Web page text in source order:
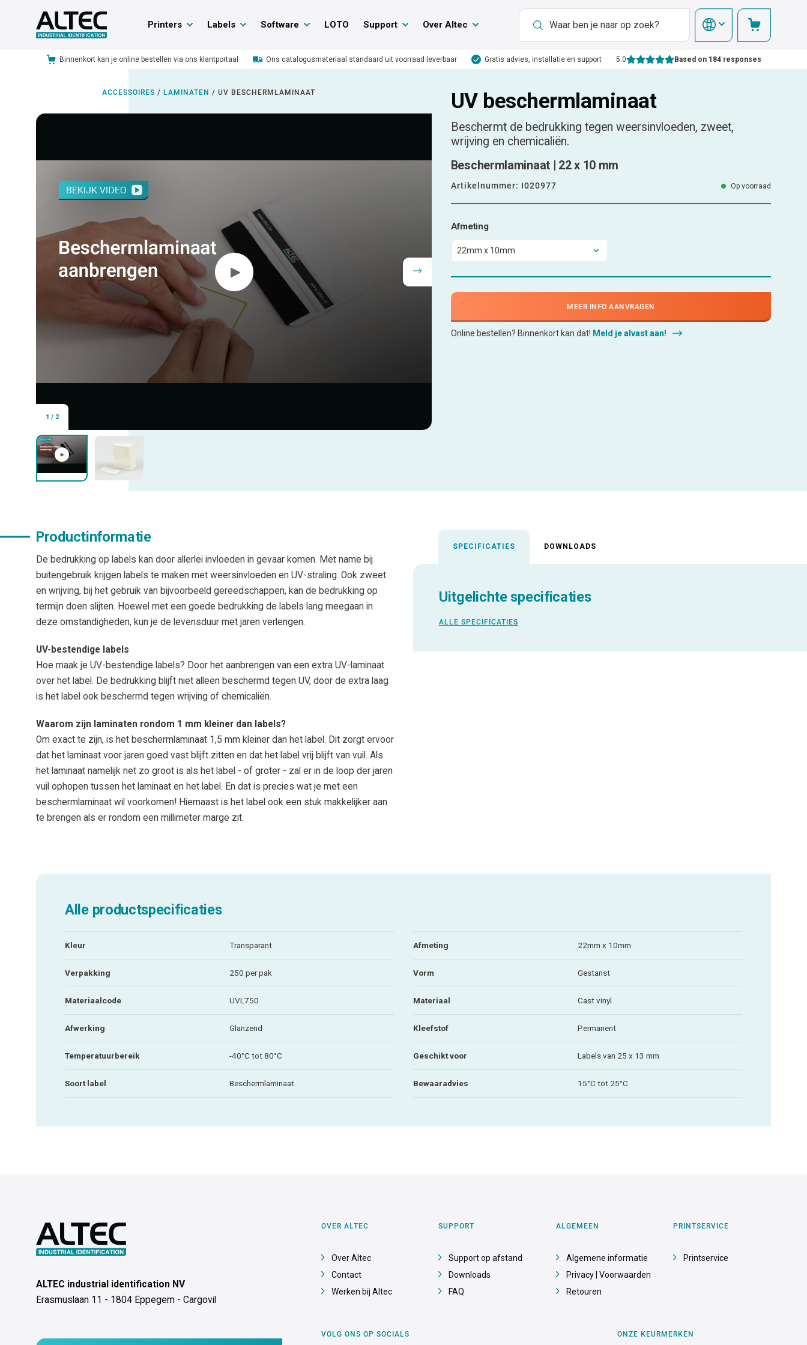
Printers Labels Software LOTO Support Over Altec
Binnenkort kan je online bestellen via ons klantportaal Ons catalogusmateriaal standaard uit voorraad leverbaar Gratis advies, installatie en support 5.0 Based on 184 responses
ACCESSOIRES / LAMINATEN / UV BESCHERMLAMINAAT
1 / 2
UV beschermlaminaat
Beschermt de bedrukking tegen weersinvloeden, zweet,
wrijving en chemicaliën.
Beschermlaminaat | 22 x 10 mm
Artikelnummer: I020977 Op voorraad
Afmeting
MEER INFO AANVRAGEN
Online bestellen? Binnenkort kan dat! Meld je alvast aan!
Productinformatie
De bedrukking op labels kan door allerlei invloeden in gevaar komen. Met name bij
buitengebruik krijgen labels te maken met weersinvloeden en UV-straling. Ook zweet
en wrijving, bij het gebruik van bijvoorbeeld gereedschappen, kan de bedrukking op
termijn doen slijten. Hoewel met een goede bedrukking de labels lang meegaan in
deze omstandigheden, kun je de levensduur met jaren verlengen.
UV-bestendige labels
Hoe maak je UV-bestendige labels? Door het aanbrengen van een extra UV-laminaat
over het label. De bedrukking blijft niet alleen beschermd tegen UV, door de extra laag
is het label ook beschermd tegen wrijving of chemicaliën.
Waarom zijn laminaten rondom 1 mm kleiner dan labels?
Om exact te zijn, is het beschermlaminaat 1,5 mm kleiner dan het label. Dit zorgt ervoor
dat het laminaat voor jaren goed vast blijft zitten en dat het label vrij blijft van vuil. Als
het laminaat namelijk net zo groot is als het label - of groter - zal er in de loop der jaren
vuil ophopen tussen het laminaat en het label. En dat is precies wat je met een
beschermlaminaat wil voorkomen! Hiernaast is het label ook een stuk makkelijker aan
te brengen als er rondom een millimeter marge zit.
SPECIFICATIES DOWNLOADS
Uitgelichte specificaties
ALLE SPECIFICATIES
Alle productspecificaties
Kleur Transparant Afmeting 22mm x 10mm
Verpakking 250 per pak Vorm Gestanst
Materiaalcode UVL750 Materiaal Cast vinyl
Afwerking Glanzend Kleefstof Permanent
Temperatuurbereik -40°C tot 80°C Geschikt voor Labels van 25 x 13 mm
Soort label Beschermlaminaat Bewaaradvies 15°C tot 25°C
ALTEC industrial identification NV
Erasmuslaan 11 - 1804 Eppegem - Cargovil
OVER ALTEC
Over Altec
Contact
Werken bij Altec
SUPPORT
Support op afstand
Downloads
FAQ
ALGEMEEN
Algemene informatie
Privacy | Voorwaarden
Retouren
PRINTSERVICE
Printservice
VOLG ONS OP SOCIALS ONZE KEURMERKEN